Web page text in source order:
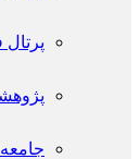
جامعه